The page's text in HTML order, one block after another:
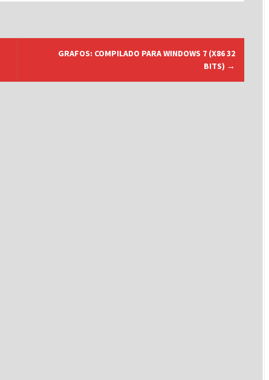
GRAFOS: COMPILADO PARA WINDOWS 7 (X86 32
BITS) →